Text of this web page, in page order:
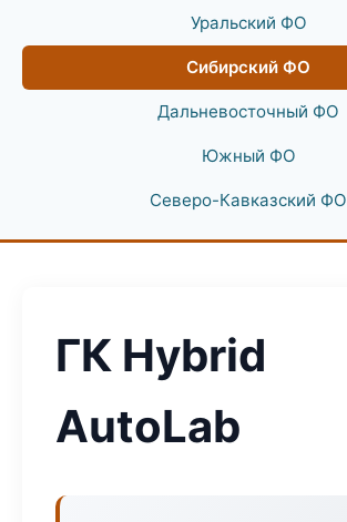
Уральский ФО
Сибирский ФО
Дальневосточный ФО
Южный ФО
Северо-Кавказский ФО
ГК Hybrid
AutoLab